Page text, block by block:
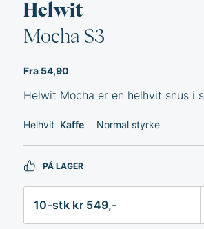
Helwit
Mocha S3
Fra 54,90
Helwit Mocha er en helhvit snus i
Helhvit Kaffe Normal styrke
PÅ LAGER